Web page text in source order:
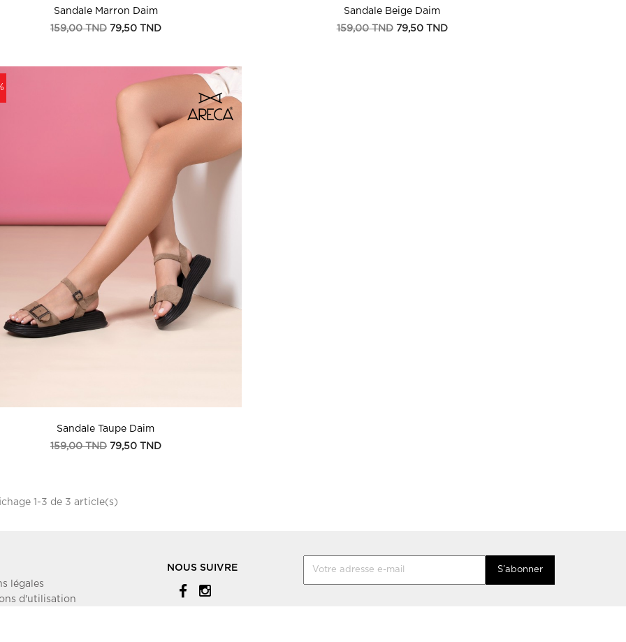
Sandale Marron Daim
Prix
159,00 TND Prix
79,50 TND
Sandale Beige Daim
Prix
159,00 TND Prix
79,50 TND
Sandale Taupe Daim
Prix
159,00 TND Prix
79,50 TND
1-3 de 3 article(s)
légales
d'utilisation
NOUS SUIVRE